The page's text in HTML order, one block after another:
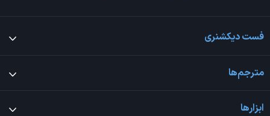
فست دیکشنری
مترجم‌ها
ابزارها